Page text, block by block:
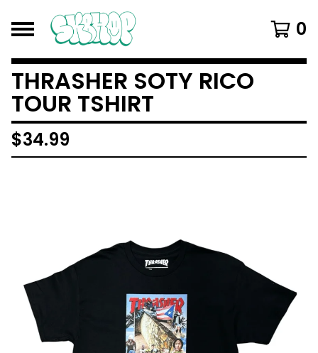
0
THRASHER SOTY RICO
TOUR TSHIRT
$34.99